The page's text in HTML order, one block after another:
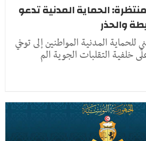
الحماية المدنية تدعو
والحذر
للحماية المدنية المواطنين إلى توخي
خلفية التقلبات الجوية الم